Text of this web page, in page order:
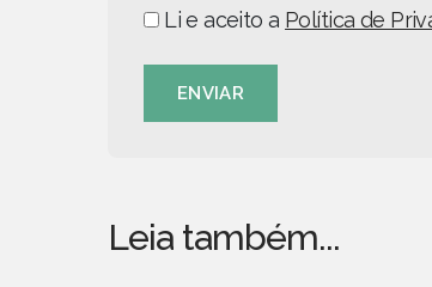
Li e aceito a Política de
ENVIAR
Leia também...